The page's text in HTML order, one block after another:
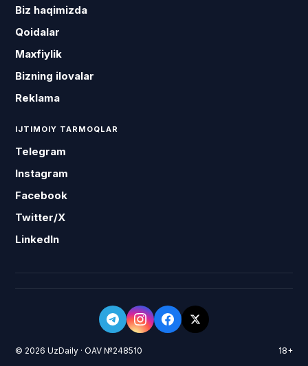
Biz haqimizda
Qoidalar
Maxfiylik
Bizning ilovalar
Reklama
IJTIMOIY TARMOQLAR
Telegram
Instagram
Facebook
Twitter/X
LinkedIn
© 2026 UzDaily · OAV №248510 18+